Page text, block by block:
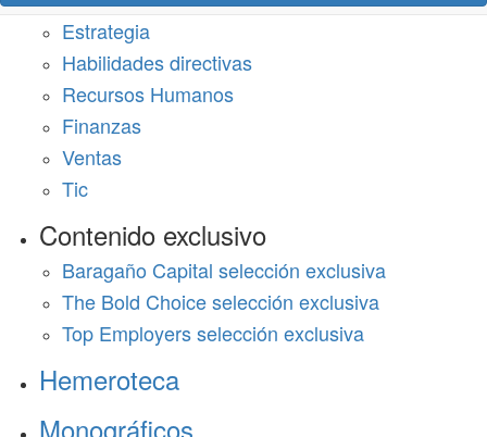
Estrategia
Habilidades directivas
Recursos Humanos
Finanzas
Ventas
Tic
Contenido exclusivo
Baragaño Capital selección exclusiva
The Bold Choice selección exclusiva
Top Employers selección exclusiva
Hemeroteca
Monográficos